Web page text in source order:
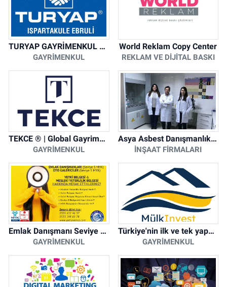
TURYAP GAYRİMENKUL DANIŞMANLIK HİZMETLERİ
GAYRIMENKUL
World Reklam Copy Center
REKLAM VE DIJITAL BASKI
TEKCE ® | Global Gayrimenkul Şirketi
GAYRIMENKUL
Asya Asbest Danışmanlık - Asbest Söküm ve Asbest Raporu
İNŞAAT FIRMALARI
Emlak Danışmanı Seviye 5 Mesleki Yeterlilik Belgesi
GAYRIMENKUL
Türkiye'nin ilk ve tek yapay zeka destekli arsa ilan platformu
GAYRIMENKUL